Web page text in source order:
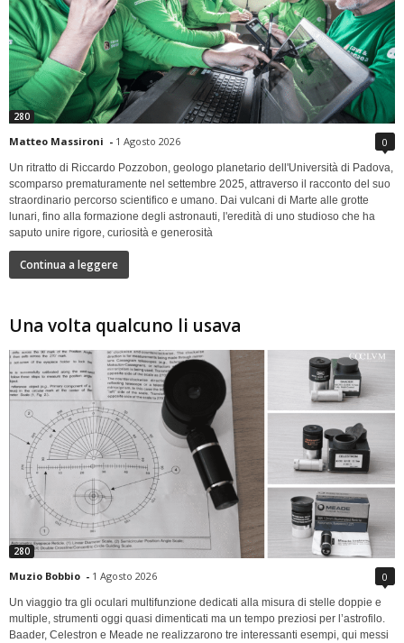
280
Matteo Massironi - 1 Agosto 2026 0
Un ritratto di Riccardo Pozzobon, geologo planetario dell'Università di Padova,
scomparso prematuramente nel settembre 2025, attraverso il racconto del suo
straordinario percorso scientifico e umano. Dai vulcani di Marte alle grotte
lunari, fino alla formazione degli astronauti, l'eredità di uno studioso che ha
saputo unire rigore, curiosità e generosità
Continua a leggere
Una volta qualcuno li usava
280
Muzio Bobbio - 1 Agosto 2026 0
Un viaggio tra gli oculari multifunzione dedicati alla misura di stelle doppie e
multiple, strumenti oggi quasi dimenticati ma un tempo preziosi per l’astrofilo.
Baader, Celestron e Meade ne realizzarono tre interessanti esempi, qui messi